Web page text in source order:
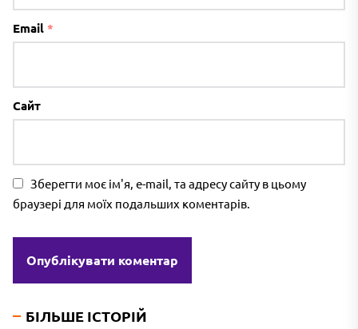
Email *
Сайт
Зберегти моє ім'я, e-mail, та адресу сайту в цьому
браузері для моїх подальших коментарів.
БІЛЬШЕ ІСТОРІЙ